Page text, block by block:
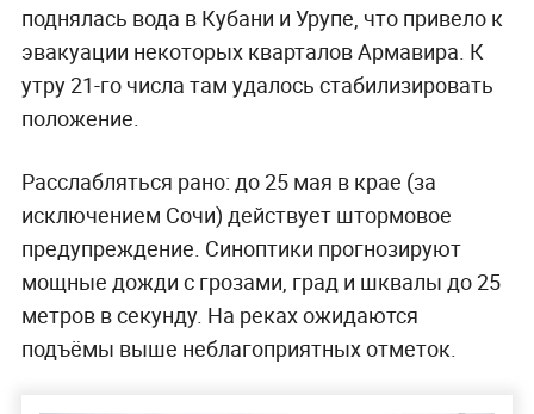
поднялась вода в Кубани и Урупе, что привело к
эвакуации некоторых кварталов Армавира. К
утру 21-го числа там удалось стабилизировать
положение.
Расслабляться рано: до 25 мая в крае (за
исключением Сочи) действует штормовое
предупреждение. Синоптики прогнозируют
мощные дожди с грозами, град и шквалы до 25
метров в секунду. На реках ожидаются
подъёмы выше неблагоприятных отметок.